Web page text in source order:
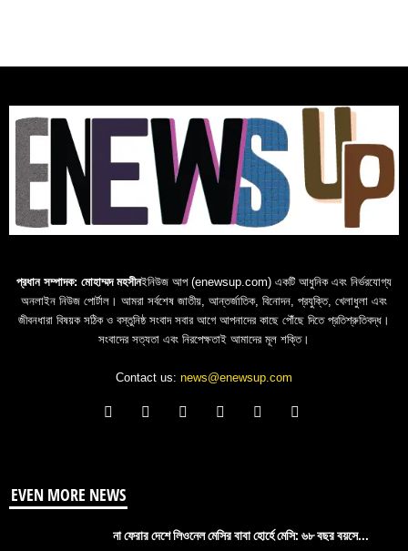
প্রধান সম্পাদক: মোহাম্মদ মহসীনইনিউজ আপ (enewsup.com) একটি আধুনিক এবং নির্ভরযোগ্য
অনলাইন নিউজ পোর্টাল। আমরা সর্বশেষ জাতীয়, আন্তর্জাতিক, বিনোদন, প্রযুক্তি, খেলাধুলা এবং
জীবনধারা বিষয়ক সঠিক ও বস্তুনিষ্ঠ সংবাদ সবার আগে আপনাদের কাছে পৌঁছে দিতে প্রতিশ্রুতিবদ্ধ।
সংবাদের সত্যতা এবং নিরপেক্ষতাই আমাদের মূল শক্তি।
Contact us: news@enewsup.com
EVEN MORE NEWS
না ফেরার দেশে লিওনেল মেসির বাবা হোর্হে মেসি: ৬৮ বছর বয়সে...